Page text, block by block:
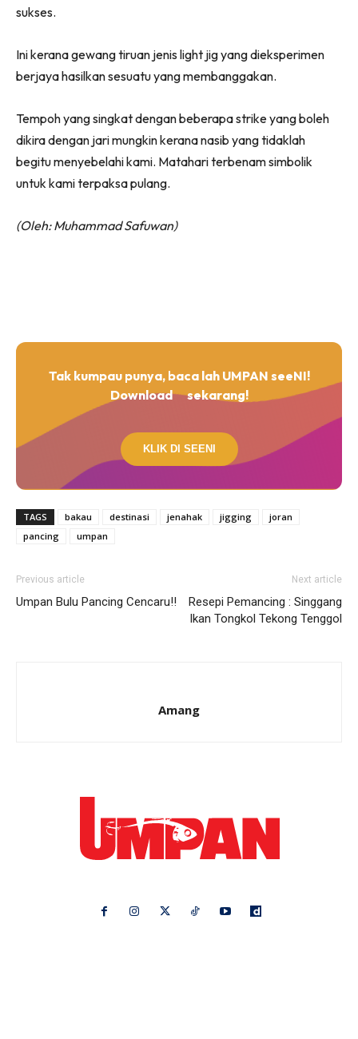
sukses.
Ini kerana gewang tiruan jenis light jig yang dieksperimen
berjaya hasilkan sesuatu yang membanggakan.
Tempoh yang singkat dengan beberapa strike yang boleh
dikira dengan jari mungkin kerana nasib yang tidaklah
begitu menyebelahi kami. Matahari terbenam simbolik
untuk kami terpaksa pulang.
(Oleh: Muhammad Safuwan)
Tak kumpau punya, baca lah UMPAN seeNI!
Download
sekarang!
KLIK DI SEENI
TAGS bakau destinasi jenahak jigging
joran
pancing
umpan
Previous article
Umpan Bulu Pancing Cencaru!!
Next article
Resepi Pemancing : Singgang
Ikan Tongkol Tekong Tenggol
Amang